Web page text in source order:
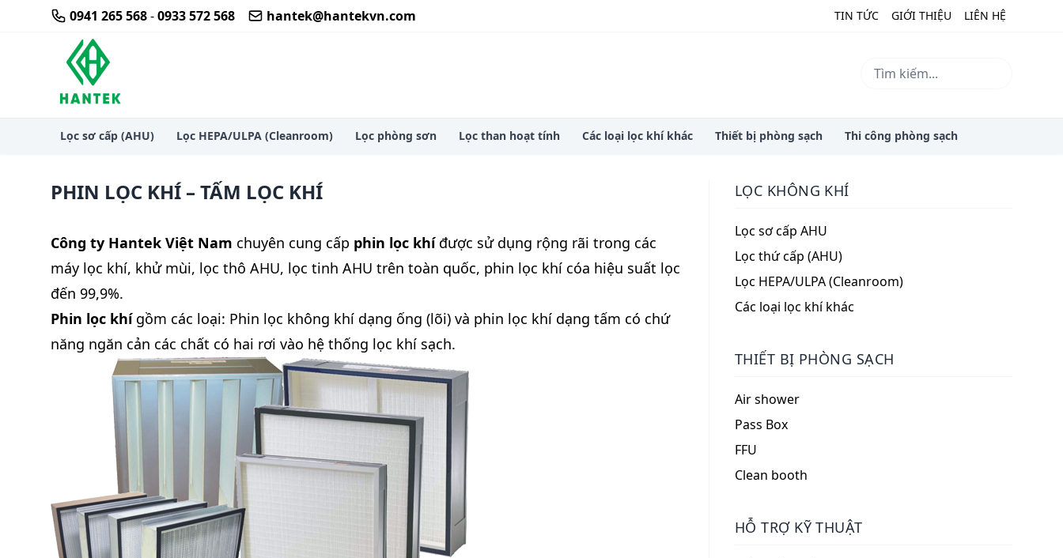
0941 265 568-0933 572 568 hantek@hantekvn.com TIN TỨC GIỚI THIỆU LIÊN HỆ
Lọc sơ cấp (AHU) Lọc HEPA/ULPA (Cleanroom) Lọc phòng sơn Lọc than hoạt tính Các loại lọc khí khác Thiết bị phòng sạch Thi công phòng sạch
PHIN LỌC KHÍ – TẤM LỌC KHÍ
Công ty Hantek Việt Nam chuyên cung cấp phin lọc khíđược sử dụng rộng rãi trong các
máy lọc khí, khử mùi, lọc thô AHU, lọc tinh AHU trên toàn quốc, phin lọc khí cóa hiệu suất lọc
đến 99,9%.
Phin lọc khígồm các loại: Phin lọc không khí dạng ống (lõi) và phin lọc khí dạng tấm có chứ
năng ngăn cản các chất có hai rơi vào hệ thống lọc khí sạch.
LỌC KHÔNG KHÍ
Lọc sơ cấp AHU
Lọc thứ cấp (AHU)
Lọc HEPA/ULPA (Cleanroom)
Các loại lọc khí khác
THIẾT BỊ PHÒNG SẠCH
Air shower
Pass Box
FFU
Clean booth
HỖ TRỢ KỸ THUẬT